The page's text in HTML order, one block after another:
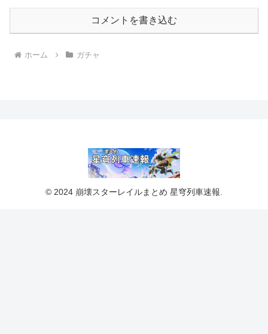
コメントを書き込む
ホーム ガチャ
© 2024 崩壊スターレイルまとめ 星穹列車速報.